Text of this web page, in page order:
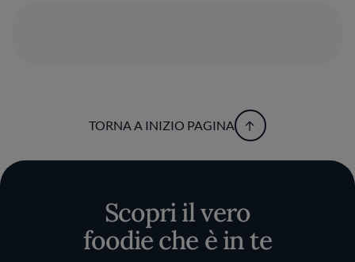
TORNA A INIZIO PAGINA
Scopri il vero
foodie che è in te